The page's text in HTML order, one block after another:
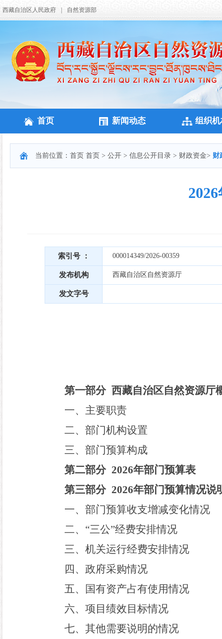
西藏自治区人民政府 自然资源部
首页 新闻动态 组织
当前位置： 首页 首页 > 公开 > 信息公开目录 > 财政资金> 财
索引号 ： 000014349/2026-00359
发布机构 西藏自治区自然资源厅
发文字号
第一部分 西藏自治区自然资源厅
一、主要职责
二、部门机构设置
三、 部门预算构成
第二部分2026年部门预算表
第三部分2026年部门预算情况说
一、部门预算收支增减变化情况
二、 “三公”经费安排情况
三、机关运行经费安排情况
四、政府采购情况
五、国有资产占有使用情况
六、 项目绩效目标情况
七、 其他需要说明的情况